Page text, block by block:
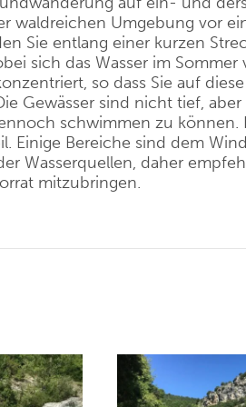
waldreichen Umgebung vor
Sie entlang einer kurzen
sich das Wasser im Sommer
so dass Sie auf
Gewässer sind nicht tief,
schwimmen zu können.
Einige Bereiche sind dem
Wasserquellen, daher
mitzubringen.